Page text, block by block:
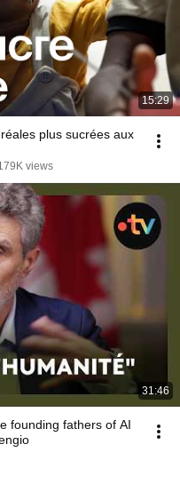
15:29
plus sucrées aux
views
31:46
founding fathers of AI